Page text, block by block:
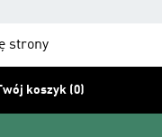
strony
koszyk (0)